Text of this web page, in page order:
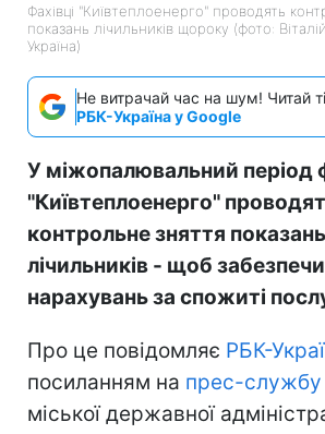
Фахівці "Київтеплоенерго" проводять
показань лічильників щороку (фото:
Україна)
Не витрачай час на шум! Читай
РБК-Україна у Google
У міжопалювальний період
"Київтеплоенерго"
контрольне зняття
лічильників - щоб
нарахувань за спожиті
Про це повідомляє РБК-
посиланням на прес-службу
міської державної